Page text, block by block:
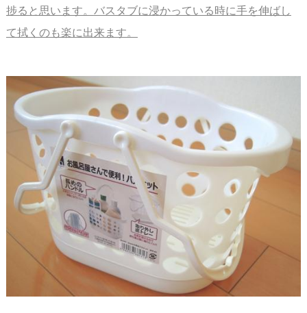
捗ると思います。 バスタブに浸かっている時に手を伸ばし
て拭くのも楽に出来ます。